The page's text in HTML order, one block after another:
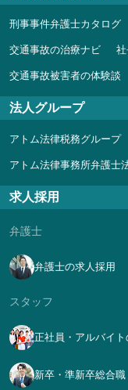
刑事事件弁護士カタログ
交通事故の治療ナビ
交通事故被害者の体験談
法人グループ
アトム法律税務グループ
アトム法律事務所弁護士
求人採用
弁護士
弁護士の求人採用
スタッフ
正社員・アルバイト
新卒・準新卒総合職